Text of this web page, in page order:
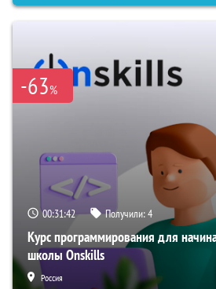
-63%
00:31:41 Получили:4
Курс программирования для
школы Onskills
Россия